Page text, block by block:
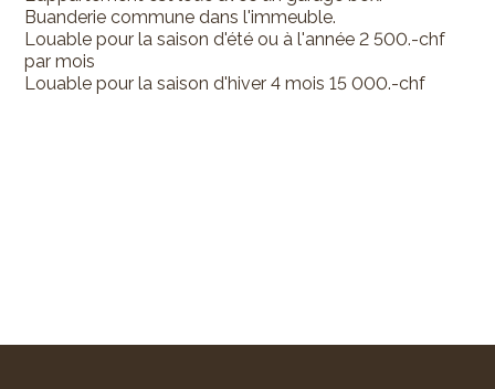
Buanderie commune dans l'immeuble.
Louable pour la saison d'été ou à l'année 2 500.-chf
par mois
Louable pour la saison d'hiver 4 mois 15 000.-chf